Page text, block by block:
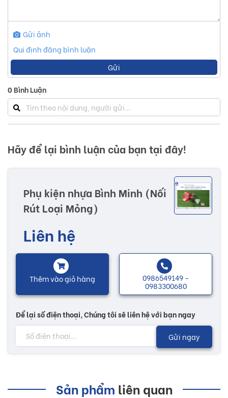
Gửi ảnh
Qui định đăng bình luận
Gửi
0Bình Luận
Hãy để lại bình luận của bạn tại đây!
Phụ kiện nhựa Bình Minh (Nối
Rút Loại Mỏng)
Liên hệ
Thêm vào giỏ hàng 0986549149 -
0983300680
Để lại số điện thoại, Chúng tôi sẽ liên hệ với bạn ngay
Gửi ngay
Sản phẩm liên quan